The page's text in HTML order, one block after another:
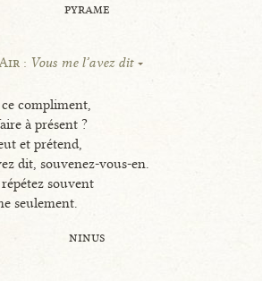
pyrame
: Vous me l’avez dit
compliment,
à présent ?
et prétend,
dit, souvenez-vous-en.
souvent
seulement.
ninus